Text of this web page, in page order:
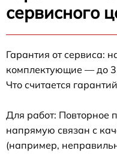
сервисного
Гарантия от сервиса:
комплектующие — до 3
Что считается
Для работ: Повторное
напрямую связан с
(например,